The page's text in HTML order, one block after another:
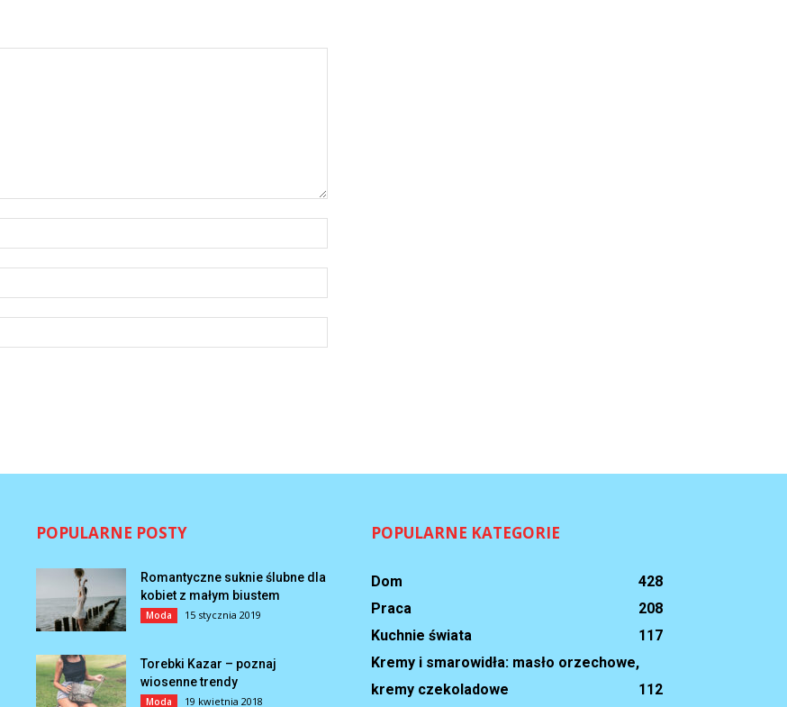
POPULARNE POSTY
Romantyczne suknie ślubne dla
kobiet z małym biustem
Moda 15 stycznia 2019
Torebki Kazar – poznaj
wiosenne trendy
Moda 19 kwietnia 2018
POPULARNE KATEGORIE
Dom
428
Praca
208
Kuchnie świata
117
Kremy i smarowidła: masło orzechowe,
kremy czekoladowe
112